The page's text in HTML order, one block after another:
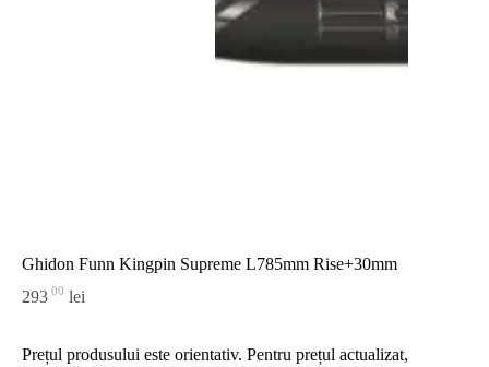
Ghidon Funn Kingpin Supreme L785mm Rise+30mm
293 00 lei
Prețul produsului este orientativ. Pentru prețul actualizat,